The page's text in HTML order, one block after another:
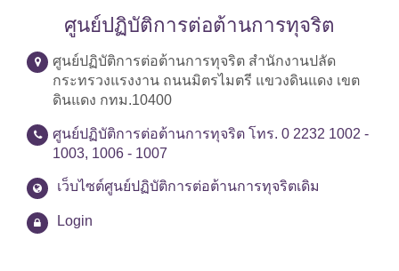
ศูนย์ปฏิบัติการต่อต้านการทุจริต
ศูนย์ปฏิบัติการต่อต้านการทุจริต สำนักงานปลัด
กระทรวงแรงงาน ถนนมิตรไมตรี แขวงดินแดง เขต
ดินแดง กทม.10400
ศูนย์ปฏิบัติการต่อต้านการทุจริต โทร. 0 2232 1002 -
1003, 1006 - 1007
เว็บไซต์ศูนย์ปฏิบัติการต่อต้านการทุจริตเดิม
Login